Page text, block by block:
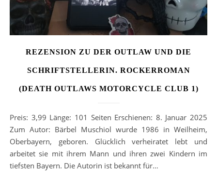
REZENSION ZU DER OUTLAW UND DIE
SCHRIFTSTELLERIN. ROCKERROMAN
(DEATH OUTLAWS MOTORCYCLE CLUB 1)
Preis: 3,99 Länge: 101 Seiten Erschienen: 8. Januar 2025
Zum Autor: Bärbel Muschiol wurde 1986 in Weilheim,
Oberbayern, geboren. Glücklich verheiratet lebt und
arbeitet sie mit ihrem Mann und ihren zwei Kindern im
tiefsten Bayern. Die Autorin ist bekannt für…